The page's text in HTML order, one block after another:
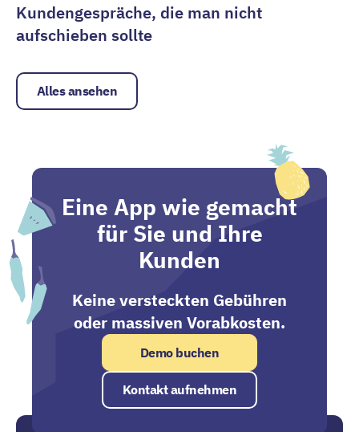
Kundengespräche, die man nicht
aufschieben sollte
Alles ansehen
Eine App wie gemacht
für Sie und Ihre
Kunden
Keine versteckten Gebühren
oder massiven Vorabkosten.
Demo buchen
Kontakt aufnehmen